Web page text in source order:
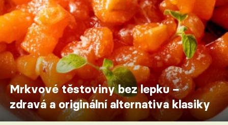
Mrkvové těstoviny bez lepku –
zdravá a originální alternativa klasiky